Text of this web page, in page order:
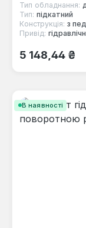
Тип обладнання:
Тип: підкатний
Конструкція: з
Привід:
Звичайна
5 148,44 ₴
В наявності